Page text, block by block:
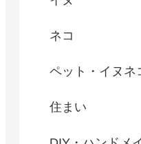
ネコ
ペット・イヌネ
住まい